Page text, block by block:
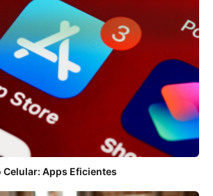
Celular: Apps Eficientes